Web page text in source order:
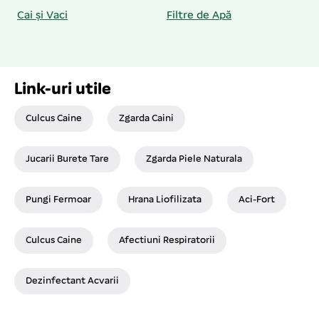
Cai și Vaci Filtre de Apă
Link-uri utile
Culcus Caine Zgarda Caini
Jucarii Burete Tare Zgarda Piele Naturala
Pungi Fermoar Hrana Liofilizata Aci-Fort
Culcus Caine Afectiuni Respiratorii
Dezinfectant Acvarii